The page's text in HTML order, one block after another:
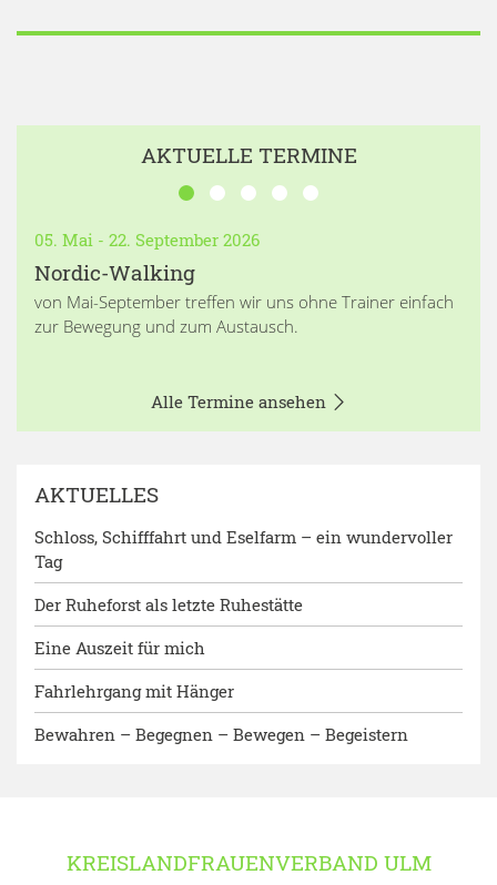
AKTUELLE TERMINE
05. Mai - 22. September 2026
Nordic-Walking
von Mai-September treffen wir uns ohne Trainer einfach
zur Bewegung und zum Austausch.
Alle Termine ansehen
AKTUELLES
Schloss, Schifffahrt und Eselfarm – ein wundervoller
Tag
Der Ruheforst als letzte Ruhestätte
Eine Auszeit für mich
Fahrlehrgang mit Hänger
Bewahren – Begegnen – Bewegen – Begeistern
KREISLANDFRAUENVERBAND ULM